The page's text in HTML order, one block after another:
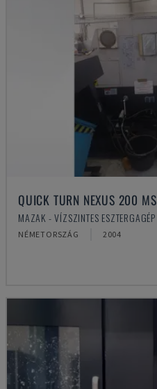
QUICK TURN NEXUS 200 MS
MAZAK - VÍZSZINTES ESZTERGAGÉP
NÉMETORSZÁG 2004